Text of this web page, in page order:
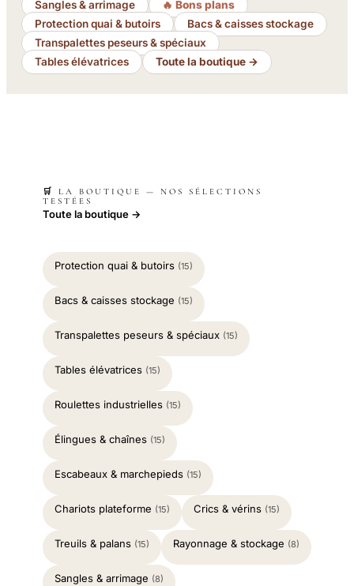
Sangles & arrimage
🔥 Bons plans
Protection quai & butoirs
Bacs & caisses stockage
Transpalettes peseurs & spéciaux
Tables élévatrices
Toute la boutique →
🛒 LA BOUTIQUE — NOS SÉLECTIONS
TESTÉES
Toute la boutique →
Protection quai & butoirs (15)
Bacs & caisses stockage (15)
Transpalettes peseurs & spéciaux (15)
Tables élévatrices (15)
Roulettes industrielles (15)
Élingues & chaînes (15)
Escabeaux & marchepieds (15)
Chariots plateforme (15) Crics & vérins (15)
Treuils & palans (15) Rayonnage & stockage (8)
Sangles & arrimage (8)